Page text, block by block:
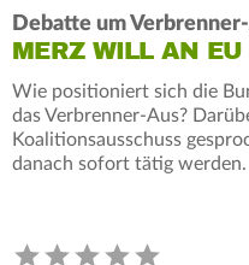
Debatte um
MERZ WILL AN
Wie positioniert sich die
das Verbrenner-Aus?
Koalitionsausschuss
danach sofort tätig werden.